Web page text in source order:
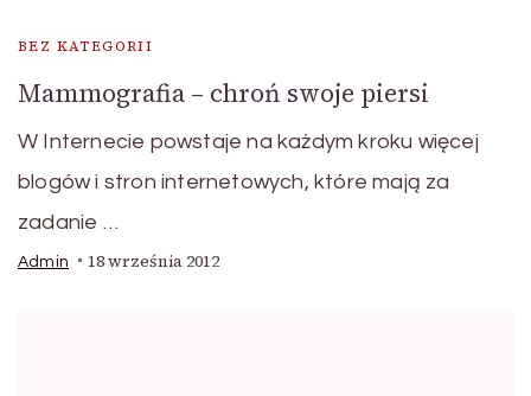
BEZ KATEGORII
Mammografia – chroń swoje piersi
W Internecie powstaje na każdym kroku więcej
blogów i stron internetowych, które mają za
zadanie …
Admin 18 września 2012